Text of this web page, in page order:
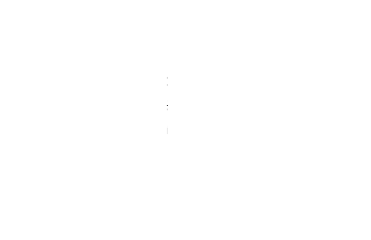
Sabian HHX Complex Thin
Standardpreis
399,00 €